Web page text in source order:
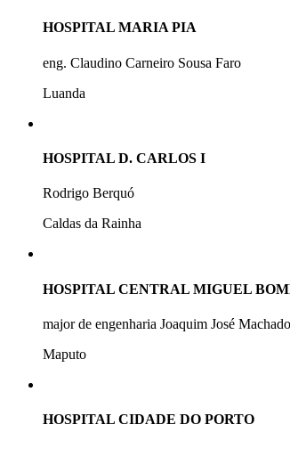
HOSPITAL MARIA PIA
eng. Claudino Carneiro Sousa Faro
Luanda
HOSPITAL D. CARLOS I
Rodrigo Berquó
Caldas da Rainha
HOSPITAL CENTRAL MIGUEL
major de engenharia Joaquim José Machado
Maputo
HOSPITAL CIDADE DO PORTO